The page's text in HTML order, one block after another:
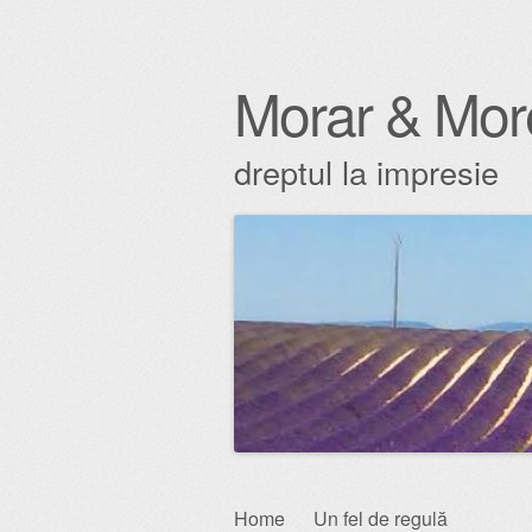
Morar &
dreptul la impresie
Skip
Home Un fel de regulă